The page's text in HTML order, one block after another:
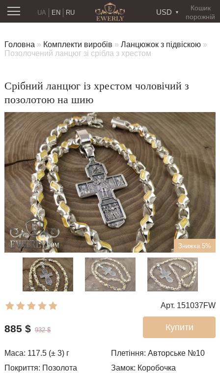
Кошик
порожній
USD
RU
UA EN
Головна » Комплекти виробів » Ланцюжок з підвіскою »
Позолочений ланцюг зі срібла з хрестом
Срібний ланцюг із хрестом чоловічий з
позолотою на шию
Знижка 5%
Арт. 151037FW
Купити
885 $ 932 $
Маса: 117.5 (± 3) г Плетіння:Авторське №10
Покриття: Позолота
Замок: Коробочка